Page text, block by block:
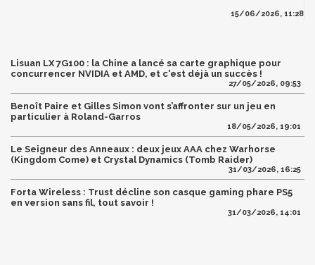
15/06/2026, 11:28
Lisuan LX 7G100 : la Chine a lancé sa carte graphique pour
concurrencer NVIDIA et AMD, et c'est déjà un succès !
27/05/2026, 09:53
Benoît Paire et Gilles Simon vont s’affronter sur un jeu en
particulier à Roland-Garros
18/05/2026, 19:01
Le Seigneur des Anneaux : deux jeux AAA chez Warhorse
(Kingdom Come) et Crystal Dynamics (Tomb Raider)
31/03/2026, 16:25
Forta Wireless : Trust décline son casque gaming phare PS5
en version sans fil, tout savoir !
31/03/2026, 14:01